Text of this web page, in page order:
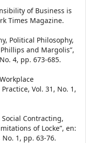
of Business is
Times Magazine.
Political Philosophy,
and Margolis”,
4, pp. 673-685.
Vol. 31, No. 1,
Contracting,
of Locke”, en:
1, pp. 63-76.